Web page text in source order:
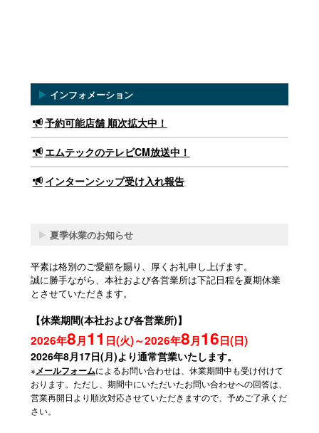
▶ インフォメーション
予約可能店舗 順次拡大中！
エムテックのテレビCM放送中！
インターンシップ受け入れ報告
▶ 夏季休業のお知らせ
平素は格別のご愛顧を賜り、厚くお礼申し上げます。
誠に勝手ながら、本社および各営業所は下記日程を夏期休業
とさせていただきます。
【休業期間(本社および各営業所)】
2026年8月11 日(火)～2026年8月16日(日)
2026年8月17日(月)より通常営業いたします。
※メールフォームによるお問い合わせは、休業期間中も受け付けて
おります。ただし、期間中にいただいたお問い合わせへの回答は、
営業再開日より順次対応させていただきますので、予めご了承くだ
さい。